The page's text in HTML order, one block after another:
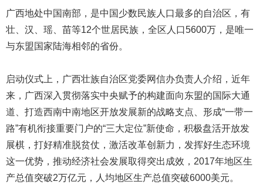
广西地处中国南部，是中国少数民族人口最多的自治区，有
壮、汉、瑶、苗等12个世居民族，全区人口5600万，是唯一
与东盟国家陆海相邻的省份。
启动仪式上，广西壮族自治区党委网信办负责人介绍，近年
来，广西深入贯彻落实中央赋予的构建面向东盟的国际大通
道、打造西南中南地区开放发展新的战略支点、形成“一带一
路”有机衔接重要门户的“三大定位”新使命，积极盘活开放发
展棋，打好精准脱贫仗，激活改革创新力，发挥好生态环境
这一优势，推动经济社会发展取得突出成效，2017年地区生
产总值突破2万亿元，人均地区生产总值突破6000美元。